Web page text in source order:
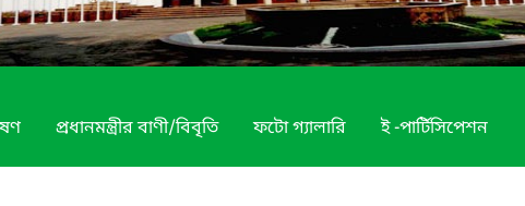
প্রধানমন্ত্রীর বাণী/বিবৃতি ফটো গ্যালারি ই -পার্টিসিপেশন